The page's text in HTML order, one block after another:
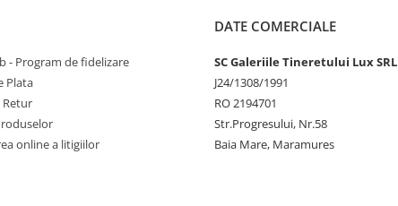
- Program de fidelizare
Plata
Retur
online a litigiilor
DATE COMERCIALE
SC Galeriile Tineretului Lux SRL
J24/1308/1991
RO 2194701
Str.Progresului, Nr.58
Baia Mare, Maramures